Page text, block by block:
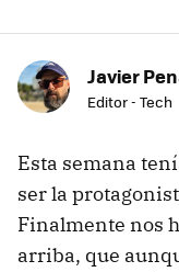
Javier
Editor - Tech
Esta semana
ser la
Finalmente nos
arriba, que